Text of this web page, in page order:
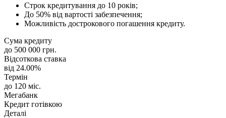
Строк кредитування до 10 років;
До 50% від вартості забезпечення;
Можливість дострокового погашення кредиту.
Сума кредиту
до 500 000 грн.
Відсоткова ставка
від 24.00%
Термін
до 120 міс.
Мегабанк
Кредит готівкою
Деталі